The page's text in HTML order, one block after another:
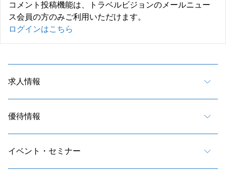
コメント投稿機能は、トラベルビジョンのメールニュー
ス会員の方のみご利用いただけます。
ログインはこちら
求人情報
優待情報
イベント・セミナー